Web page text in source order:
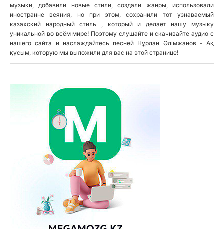
музыки, добавили новые стили, создали жанры, использовали
иностранне веяния, но при этом, сохранили тот узнаваемый
казахский народный стиль , который и делает нашу музыку
уникальной во всём мире! Поэтому слушайте и скачивайте аудио с
нашего сайта и наслаждайтесь песней Нұрлан Әлімжанов - Ақ
құсым, которую мы выложили для вас на этой странице!